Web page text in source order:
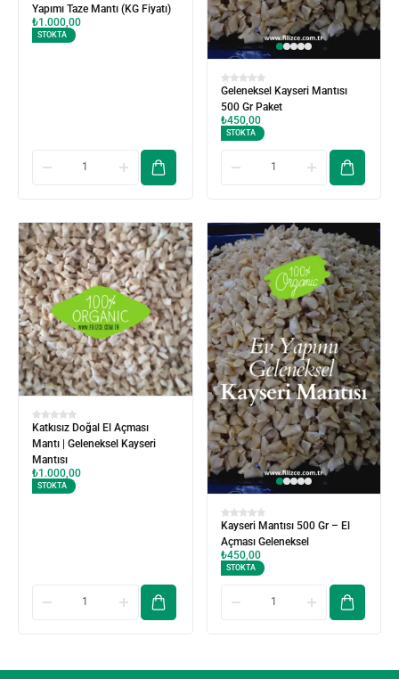
Yapımı Taze Mantı (KG Fiyatı)
₺1.000,00
STOKTA
Geleneksel Kayseri Mantısı
500 Gr Paket
₺450,00
STOKTA
Katkısız Doğal El Açması
Mantı | Geleneksel Kayseri
Mantısı
₺1.000,00
STOKTA
Kayseri Mantısı 500 Gr – El
Açması Geleneksel
₺450,00
STOKTA